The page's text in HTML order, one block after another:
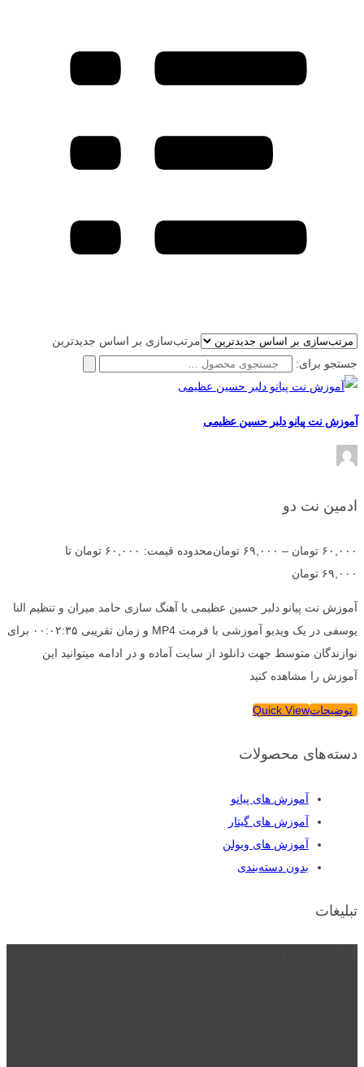
مرتب‌سازی بر اساس جدیدترین
جستجو برای:
آموزش نت پیانو دلبر حسین عظیمی
ادمین نت دو
۶۰,۰۰۰ تومان – ۶۹,۰۰۰ تومان
محدوده قیمت: ۶۰,۰۰۰ تومان تا
۶۹,۰۰۰ تومان
آموزش نت پیانو دلبر حسین عظیمی با آهنگ سازی حامد میران و تنظیم النا
یوسفی در یک ویدیو آموزشی با فرمت MP4 و زمان تقریبی ۰۰:۰۲:۳۵ برای
نوازندگان متوسط جهت دانلود از سایت آماده و در ادامه میتوانید این
آموزش را مشاهده کنید
توضیحاتQuick View
دسته‌های محصولات
آموزش های پیانو
آموزش های گیتار
آموزش های ویولن
بدون دسته‌بندی
تبلیغات